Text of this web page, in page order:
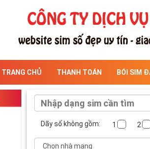
TRANG CHỦ THANH TOÁN BÓI SIM
Dãy số không gồm: 1 2